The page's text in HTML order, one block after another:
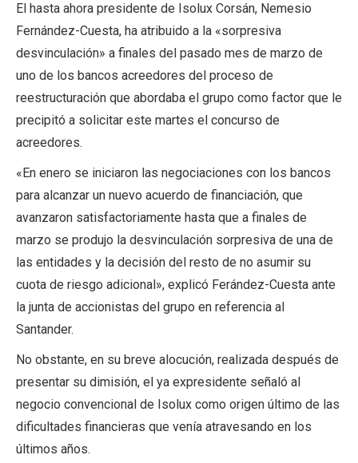
El hasta ahora presidente de Isolux Corsán, Nemesio
Fernández-Cuesta, ha atribuido a la «sorpresiva
desvinculación» a finales del pasado mes de marzo de
uno de los bancos acreedores del proceso de
reestructuración que abordaba el grupo como factor que le
precipitó a solicitar este martes el concurso de
acreedores.
«En enero se iniciaron las negociaciones con los bancos
para alcanzar un nuevo acuerdo de financiación, que
avanzaron satisfactoriamente hasta que a finales de
marzo se produjo la desvinculación sorpresiva de una de
las entidades y la decisión del resto de no asumir su
cuota de riesgo adicional», explicó Ferández-Cuesta ante
la junta de accionistas del grupo en referencia al
Santander.
No obstante, en su breve alocución, realizada después de
presentar su dimisión, el ya expresidente señaló al
negocio convencional de Isolux como origen último de las
dificultades financieras que venía atravesando en los
últimos años.